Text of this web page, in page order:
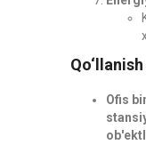
Ofis